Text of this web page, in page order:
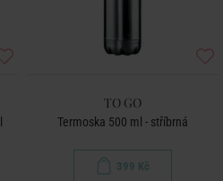
TO GO
Termoska 500 ml - stříbrná
399 Kč